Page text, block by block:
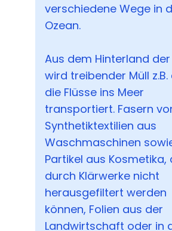
verschiedene Wege in
Ozean.
Aus dem Hinterland der
wird treibender Müll
die Flüsse ins Meer
transportiert. Fasern
Synthetiktextilien aus
Waschmaschinen
Partikel aus Kosmetika,
durch Klärwerke nicht
herausgefiltert werden
können, Folien aus der
Landwirtschaft oder in